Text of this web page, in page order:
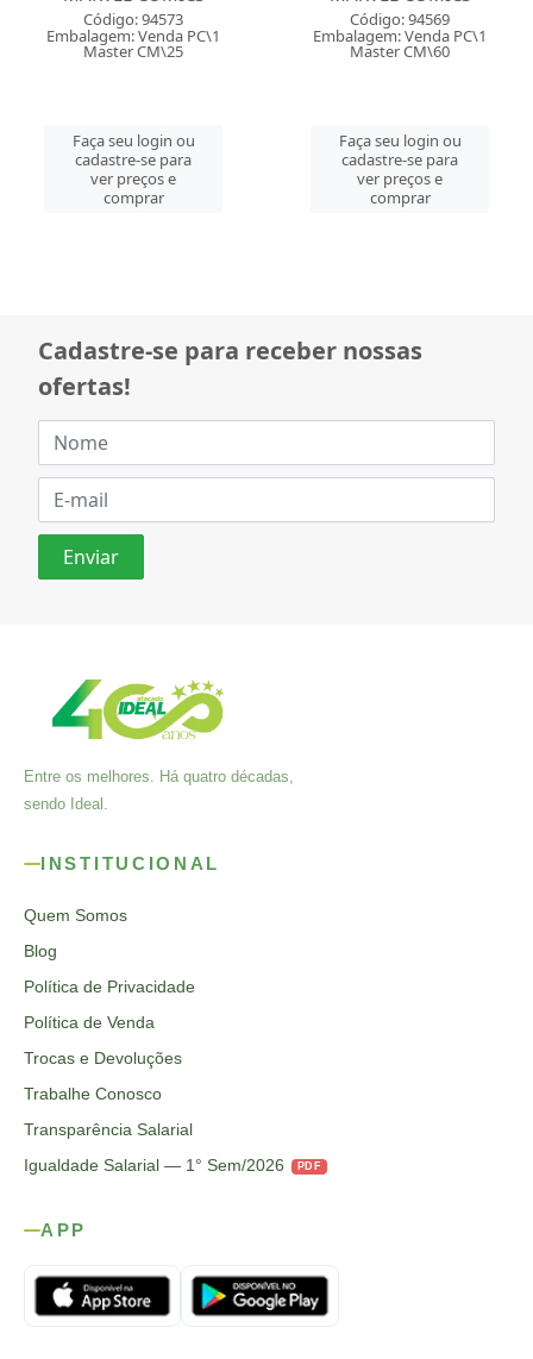
Código: 94573
Embalagem: Venda PC\1
Master CM\25
Faça seu login ou
cadastre-se para
ver preços e
comprar
Código: 94569
Embalagem: Venda PC\1
Master CM\60
Faça seu login ou
cadastre-se para
ver preços e
comprar
Cadastre-se para receber nossas
ofertas!
Entre os melhores. Há quatro décadas,
sendo Ideal.
INSTITUCIONAL
Quem Somos
Blog
Política de Privacidade
Política de Venda
Trocas e Devoluções
Trabalhe Conosco
Transparência Salarial
Igualdade Salarial — 1° Sem/2026
PDF
APP